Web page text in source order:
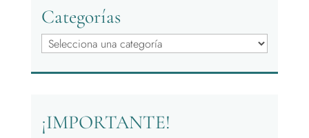
Categorías
¡IMPORTANTE!